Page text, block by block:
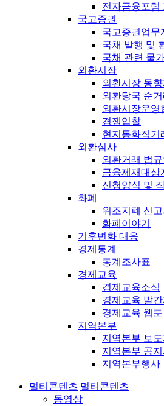
전자금융포럼
국고증권
국고증권업무
국채 발행 및
국채 관련 물
외환시장
외환시장 동
외환당국 순거
외환시장운영
경쟁입찰
현지통화직거
외환심사
외환거래 법규
금융제재대상
신청양식 및
화폐
위조지폐 신
화폐이야기
기후변화 대응
경제통계
통계조사표
경제교육
경제교육소식
경제교육 발
경제교육 웹
지역본부
지역본부 보
지역본부 공
지역본부행사
멀티콘텐츠 멀티콘텐츠
동영상